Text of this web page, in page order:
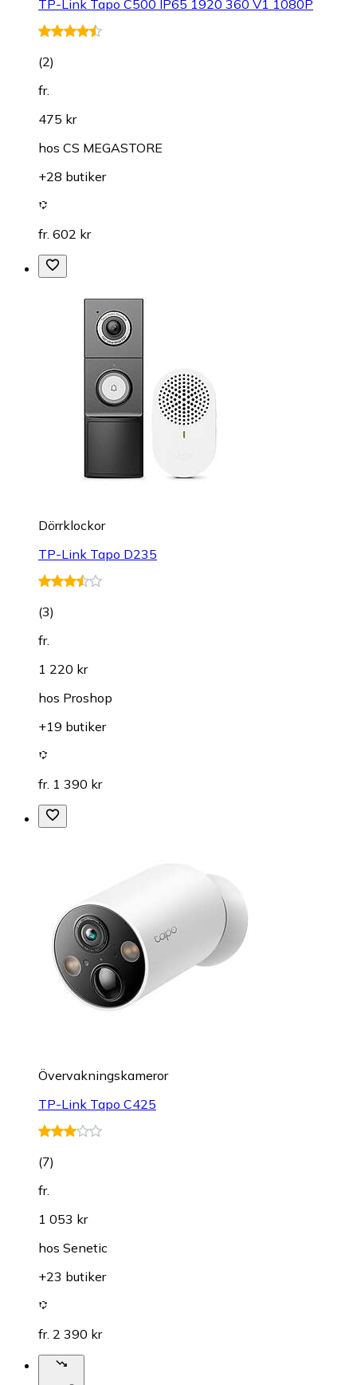
TP-Link Tapo C500 IP65 1920 360 V1 1080P
(2)
fr.
475 kr
hos CS MEGASTORE
+28 butiker
fr. 602 kr
Dörrklockor
TP-Link Tapo D235
(3)
fr.
1 220 kr
hos Proshop
+19 butiker
fr. 1 390 kr
Övervakningskameror
TP-Link Tapo C425
(7)
fr.
1 053 kr
hos Senetic
+23 butiker
fr. 2 390 kr